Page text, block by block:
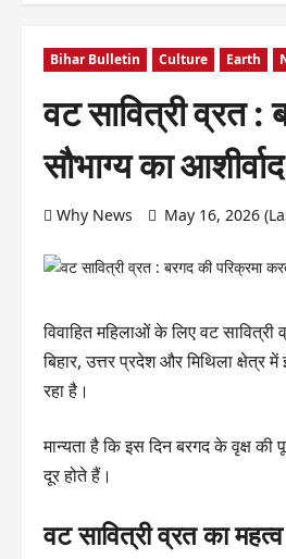
Bihar Bulletin Culture Earth
वट सावित्री व्रत
सौभाग्य का आशीर्वाद
Why News May 16, 2026
विवाहित महिलाओं के लिए वट
बिहार, उत्तर प्रदेश और मिथिला क्षेत्र
रहा है।
मान्यता है कि इस दिन बरगद के वृक्ष
दूर होते हैं।
वट सावित्री व्रत का महत्व